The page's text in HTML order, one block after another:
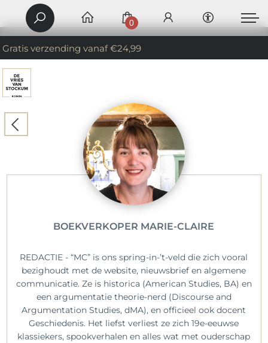
Gratis verzending vanaf €24,99
0
BOEKVERKOPER MARIE-CLAIRE
REDACTIE - “MC” is ons spring-in-’t-veld die zich vooral
bezighoudt met de website, nieuwsbrief en algemene
communicatie. Ze is historica (American Studies, BA) en
een argumentatie theorie-nerd (Discourse and
Argumentation Studies, dMA), en officieel ook docent
Geschiedenis. Het liefst verliest ze zich 19e-eeuwse
klassiekers, spookverhalen en alles wat met ouderschap